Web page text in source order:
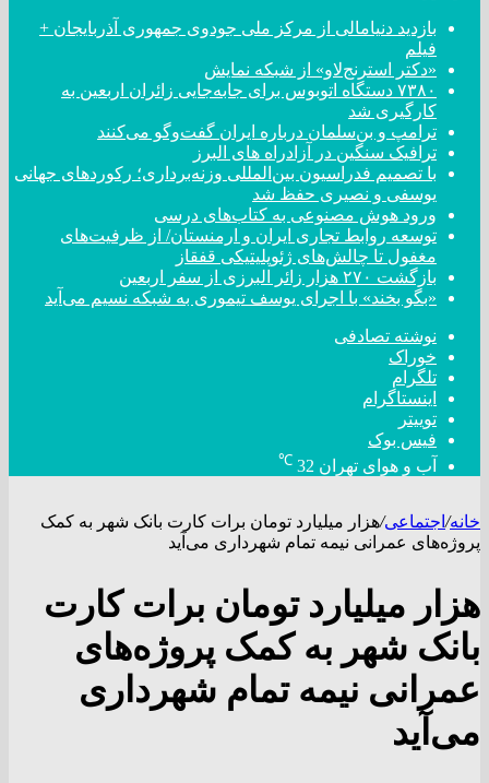
بازدید دنیامالی از مرکز ملی جودوی جمهوری آذربایجان +
فیلم
«دکتر استرنج‌لاو» از شبکه نمایش
۷۳۸۰ دستگاه اتوبوس برای جابه‌جایی زائران اربعین به
کارگیری شد
ترامپ و بن‌سلمان درباره ایران گفت‌و‌گو می‌کنند
ترافیک سنگین در آزادراه های البرز
با تصمیم فدراسیون بین‌المللی وزنه‌برداری؛ رکورد‌های جهانی
یوسفی و نصیری حفظ شد
ورود هوش مصنوعی به کتاب‌های درسی
توسعه روابط تجاری ایران و ارمنستان/ از ظرفیت‌های
مغفول تا چالش‌های ژئوپلیتیکی قفقاز
بازگشت ۲۷۰ هزار زائر البرزی از سفر اربعین
«بگو بخند» با اجرای یوسف تیموری به شبکه نسیم می‌آید
نوشته تصادفی
خوراک
تلگرام
اینستاگرام
توییتر
فیس بوک
آب و هوای تهران 32
℃
خانه/ اجتماعی/هزار میلیارد تومان برات کارت بانک شهر به کمک
پروژه‌های عمرانی نیمه تمام شهرداری می‌آید
هزار میلیارد تومان برات کارت
بانک شهر به کمک پروژه‌های
عمرانی نیمه تمام شهرداری
می‌آید